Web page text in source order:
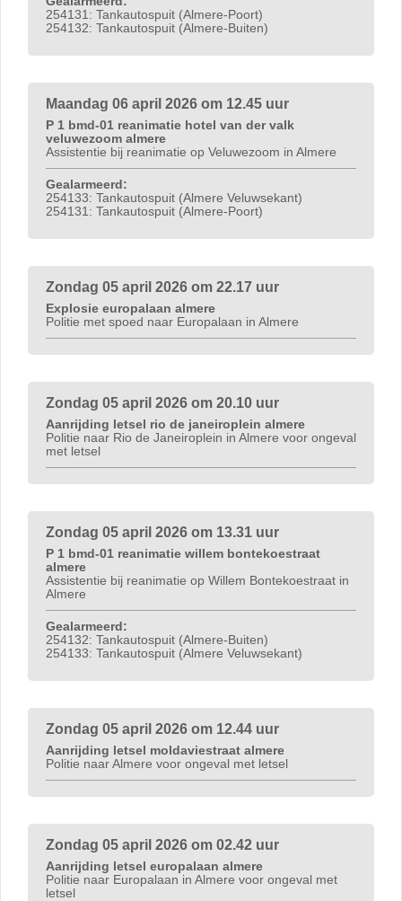
254131: Tankautospuit (Almere-Poort)
254132: Tankautospuit (Almere-Buiten)
Maandag 06 april 2026 om 12.45 uur
P 1 bmd-01 reanimatie hotel van der valk
veluwezoom almere
Assistentie bij reanimatie op Veluwezoom in Almere
Gealarmeerd:
254133: Tankautospuit (Almere Veluwsekant)
254131: Tankautospuit (Almere-Poort)
Zondag 05 april 2026 om 22.17 uur
Explosie europalaan almere
Politie met spoed naar Europalaan in Almere
Zondag 05 april 2026 om 20.10 uur
Aanrijding letsel rio de janeiroplein almere
Politie naar Rio de Janeiroplein in Almere voor ongeval
met letsel
Zondag 05 april 2026 om 13.31 uur
P 1 bmd-01 reanimatie willem bontekoestraat
almere
Assistentie bij reanimatie op Willem Bontekoestraat in
Almere
Gealarmeerd:
254132: Tankautospuit (Almere-Buiten)
254133: Tankautospuit (Almere Veluwsekant)
Zondag 05 april 2026 om 12.44 uur
Aanrijding letsel moldaviestraat almere
Politie naar Almere voor ongeval met letsel
Zondag 05 april 2026 om 02.42 uur
Aanrijding letsel europalaan almere
Politie naar Europalaan in Almere voor ongeval met
letsel